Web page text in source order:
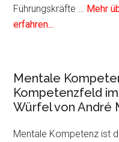
von
Führungskräfte … Mehr
erfahren...
als
Kompetenzfeld
Soft
Mentale
Kompetenzfeld
Würfel von André
Mentale Kompetenz ist